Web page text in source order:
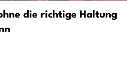
die richtige Haltung